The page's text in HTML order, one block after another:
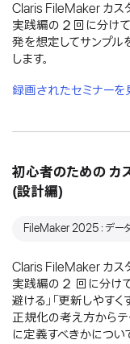
Claris FileMaker カス
実践編の２回に分け
発を想定してサンプル
します。
録画されたセミナーを
初心者のための カ
(設計編)
FileMaker 2025：デー
Claris FileMaker カス
実践編の２ 回に分け
避ける」「更新しやす
正規化の考え方からテ
に定義すべきかについ